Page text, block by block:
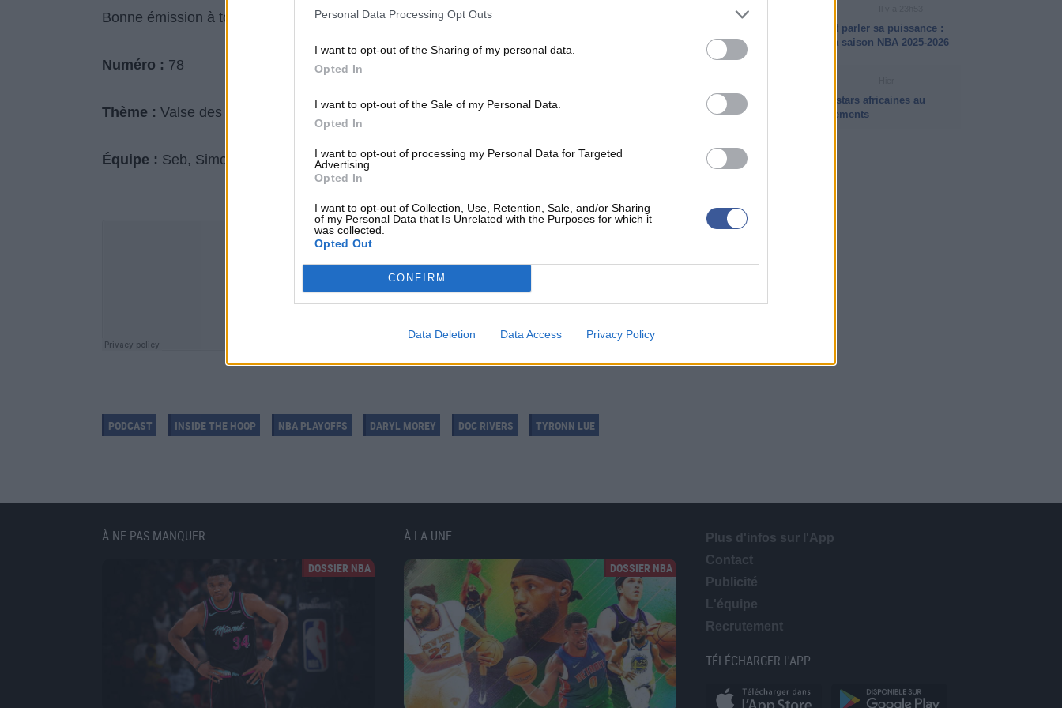
Personal Data Processing Opt Outs
I want to opt-out of the Sharing of my personal data.
Opted In
I want to opt-out of the Sale of my Personal Data.
Opted In
I want to opt-out of processing my Personal Data for Targeted
Advertising.
Opted In
I want to opt-out of Collection, Use, Retention, Sale, and/or Sharing
of my Personal Data that Is Unrelated with the Purposes for which it
was collected.
Opted Out
CONFIRM
Data Deletion Data Access Privacy Policy
Bonne émission à tous et à la semaine prochaine !
Numéro : 78
Thème : Valse des coachs et trophées des Playoffs 2019-2020
Équipe : Seb, Simon, Paul et Flo.
PODCAST INSIDE THE HOOP NBA PLAYOFFS DARYL MOREY DOC RIVERS TYRONN LUE
VIDÉO NBA
LeBron James a encore fait parler sa puissance :
ses plus beaux dunks de la saison NBA 2025-2026
Intersaison NBA 2026 : les stars africaines au
coeur des plus gros mouvements
À NE PAS MANQUER
DOSSIER NBA
À LA UNE
DOSSIER NBA
Plus d'infos sur l'App
Contact
Publicité
L'équipe
Recrutement
TÉLÉCHARGER L'APP